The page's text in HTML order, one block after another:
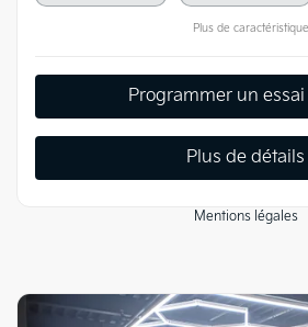
Plus de
Programmer un
Plus de détails
Mentions légales